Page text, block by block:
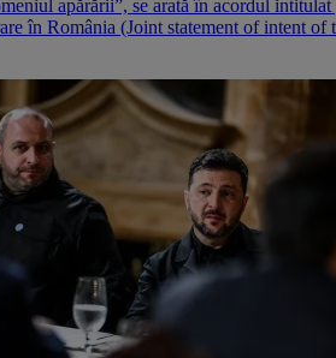
apărării”, se arată în acordul
în România (Joint statement of intent